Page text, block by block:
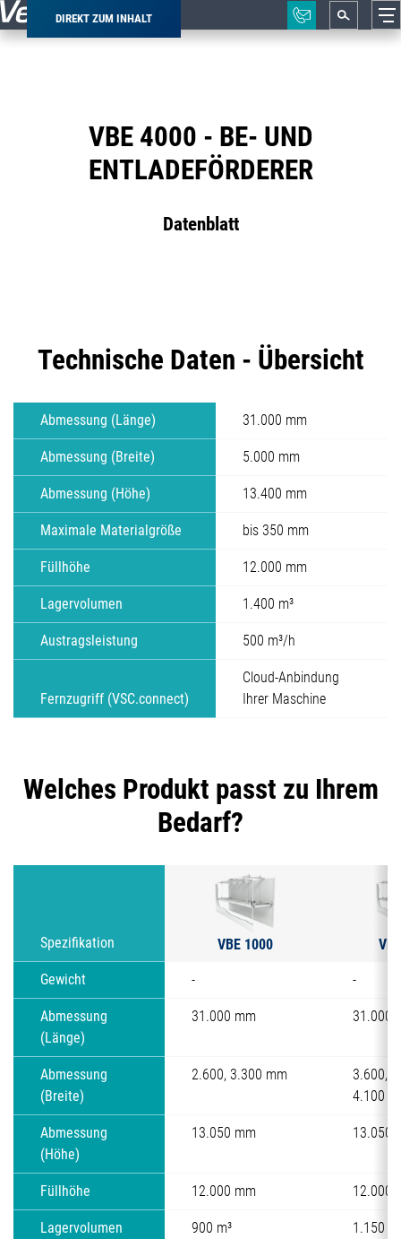
DIREKT ZUM INHALT
Pfadnavigation
VBE 4000 - BE- UND
ENTLADEFÖRDERER
Datenblatt
Technische Daten - Übersicht
Abmessung (Länge) 31.000 mm
Abmessung (Breite) 5.000 mm
Abmessung (Höhe) 13.400 mm
Maximale Materialgröße bis 350 mm
Füllhöhe 12.000 mm
Lagervolumen 1.400 m³
Austragsleistung 500 m³/h
Fernzugriff (VSC.connect)
Cloud-Anbindung
Ihrer Maschine
Welches Produkt passt zu Ihrem
Bedarf?
Spezifikation VBE 1000
Gewicht - -
Abmessung
(Länge)
31.000 mm 31.000
Abmessung
(Breite)
2.600, 3.300 mm
3.600,
4.100
Abmessung
(Höhe)
13.050 mm 13.050
Füllhöhe 12.000 mm 12.000
Lagervolumen 900 m³ 1.150